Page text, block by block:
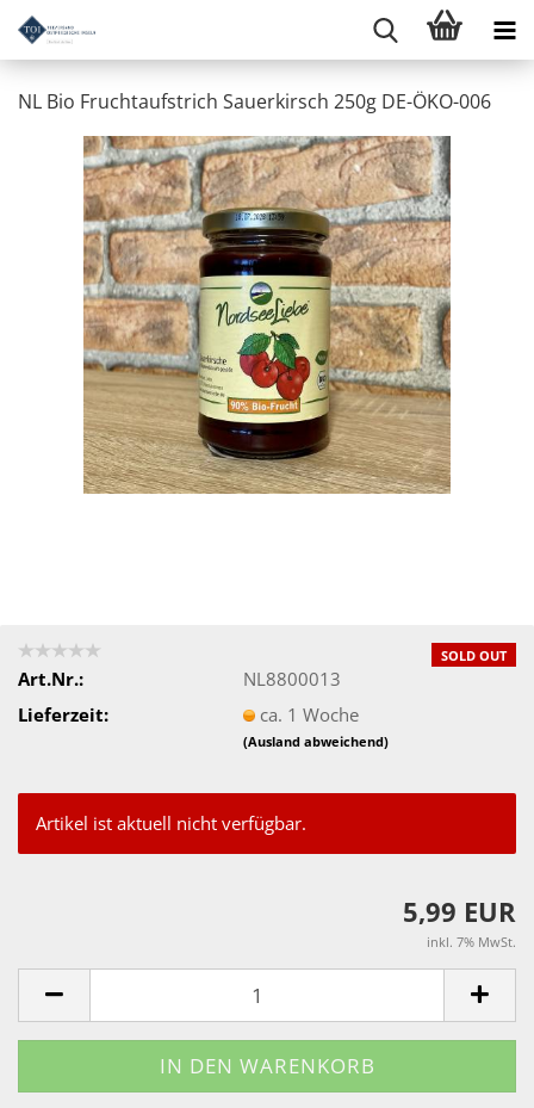
NL Bio Fruchtaufstrich Sauerkirsch 250g DE-ÖKO-006
SOLD OUT
Art.Nr.:
NL8800013
Lieferzeit:
ca. 1 Woche
(Ausland abweichend)
Artikel ist aktuell nicht verfügbar.
5,99 EUR
inkl. 7% MwSt.